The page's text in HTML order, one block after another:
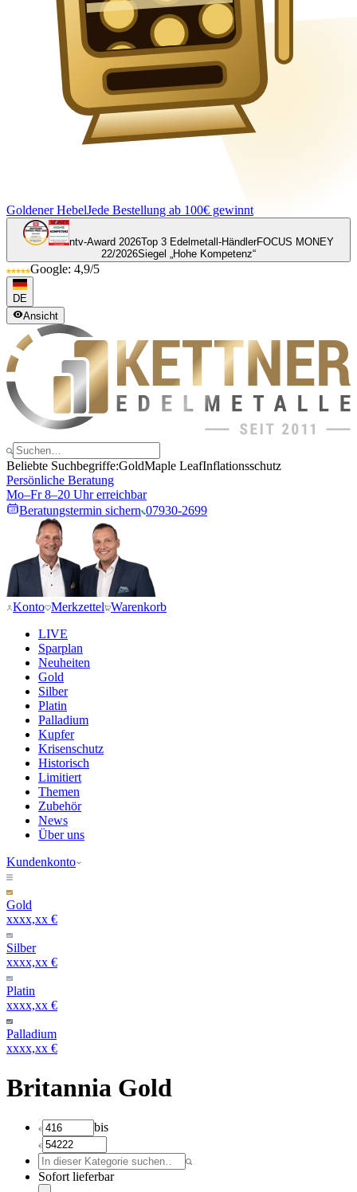
Goldener HebelJede Bestellung ab 100€ gewinnt
ntv-Award 2026Top 3 Edelmetall-HändlerFOCUS MONEY
22/2026Siegel „Hohe Kompetenz“
Google: 4,9/5
DE
Ansicht
Beliebte Suchbegriffe:GoldMaple LeafInflationsschutz
Persönliche Beratung
Mo–Fr 8–20 Uhr erreichbar
Beratungstermin sichern 07930-2699
Konto Merkzettel Warenkorb
LIVE
Sparplan
Neuheiten
Gold
Silber
Platin
Palladium
Kupfer
Krisenschutz
Historisch
Limitiert
Themen
Zubehör
News
Über uns
Kundenkonto
Gold
xxxx,xx €
Silber
xxxx,xx €
Platin
xxxx,xx €
Palladium
xxxx,xx €
Britannia Gold
bis
Sofort lieferbar